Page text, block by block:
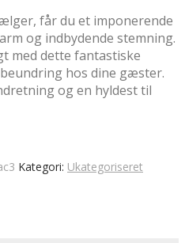
får du et imponerende
og indbydende stemning.
med dette fantastiske
hos dine gæster.
og en hyldest til
Kategori: Ukategoriseret